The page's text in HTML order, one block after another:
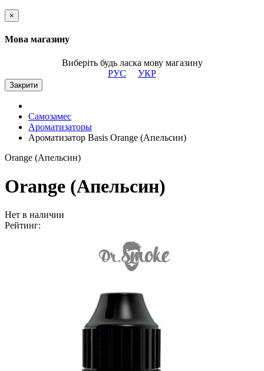
×
Мова магазину
Виберіть будь ласка мову магазину
РУС
УКР
Закрити
Самозамес
Ароматизаторы
Ароматизатор Basis Orange (Апельсин)
Orange (Апельсин)
Orange (Апельсин)
Нет в наличии
Рейтинг: